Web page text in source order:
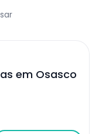
em Osasco